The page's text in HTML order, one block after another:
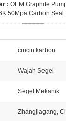
: OEM Graphite
50Mpa Carbon Seal
cincin karbon
Wajah Segel
Segel Mekanik
Zhangjiagang,